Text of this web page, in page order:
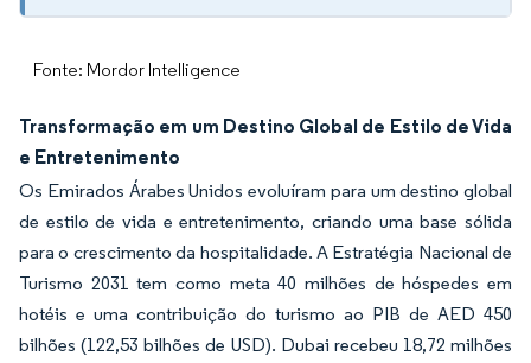
Fonte: Mordor Intelligence
Transformação em um Destino Global de Estilo de Vida
e Entretenimento
Os Emirados Árabes Unidos evoluíram para um destino global
de estilo de vida e entretenimento, criando uma base sólida
para o crescimento da hospitalidade. A Estratégia Nacional de
Turismo 2031 tem como meta 40 milhões de hóspedes em
hotéis e uma contribuição do turismo ao PIB de AED 450
bilhões (122,53 bilhões de USD). Dubai recebeu 18,72 milhões